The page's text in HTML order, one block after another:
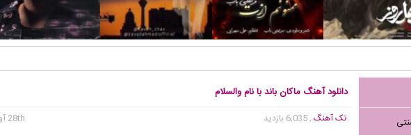
دانلود آهنگ ماکان باند با نام والسلام
تک آهنگ, 6,035 بازدید
28th آوریل 2023